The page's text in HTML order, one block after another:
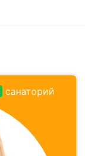
санаторий